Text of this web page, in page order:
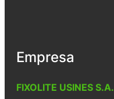
Empresa
FIXOLITE USINES S.A.